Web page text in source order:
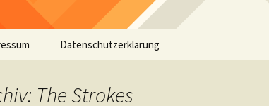
Datenschutzerklärung
The Strokes